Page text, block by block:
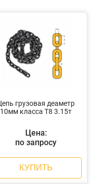
грузовая деаметр
10мм класса Т8 3.15т
Цена:
по запросу
КУПИТЬ